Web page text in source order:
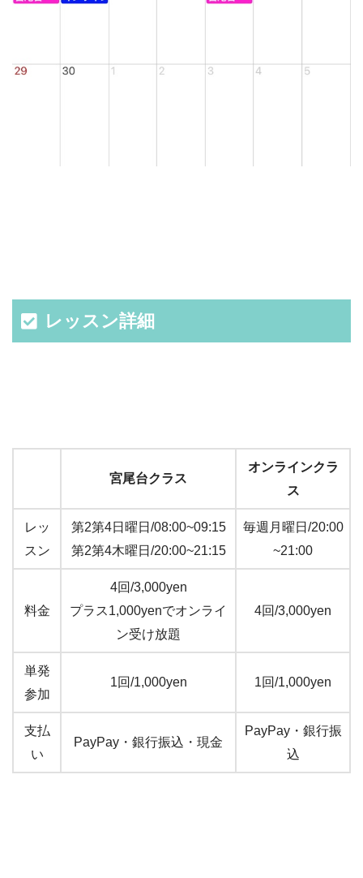
レッスン詳細
宮尾台クラス
オンラインクラ
ス
レッ
スン
第2第4日曜日/08:00~09:15
第2第4木曜日/20:00~21:15
毎週月曜日/20:00
~21:00
料金
4回/3,000yen
プラス1,000yenでオンライ
ン受け放題
4回/3,000yen
単発
参加
1回/1,000yen 1回/1,000yen
支払
い
PayPay・銀行振込・現金
PayPay・銀行振
込